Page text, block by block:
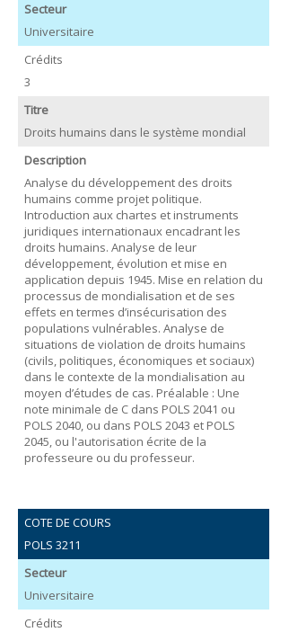
Secteur
Universitaire
Crédits
3
Titre
Droits humains dans le système mondial
Description
Analyse du développement des droits
humains comme projet politique.
Introduction aux chartes et instruments
juridiques internationaux encadrant les
droits humains. Analyse de leur
développement, évolution et mise en
application depuis 1945. Mise en relation du
processus de mondialisation et de ses
effets en termes d’insécurisation des
populations vulnérables. Analyse de
situations de violation de droits humains
(civils, politiques, économiques et sociaux)
dans le contexte de la mondialisation au
moyen d’études de cas. Préalable : Une
note minimale de C dans POLS 2041 ou
POLS 2040, ou dans POLS 2043 et POLS
2045, ou l'autorisation écrite de la
professeure ou du professeur.
COTE DE COURS
POLS 3211
Secteur
Universitaire
Crédits